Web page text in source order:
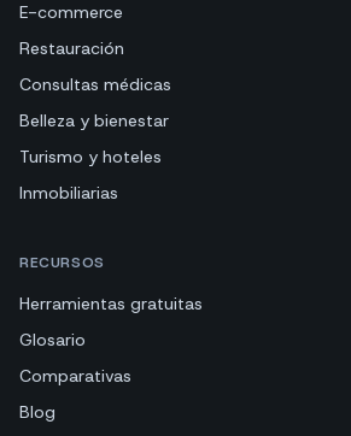
E-commerce
Restauración
Consultas médicas
Belleza y bienestar
Turismo y hoteles
Inmobiliarias
RECURSOS
Herramientas gratuitas
Glosario
Comparativas
Blog